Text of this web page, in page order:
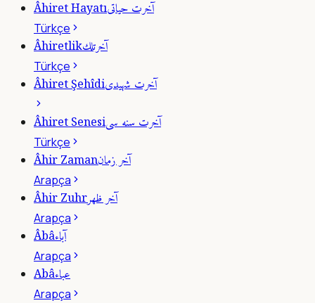
Âhiret Hayatıآخرت حياتى
Türkçe
Âhiretlikآخرتلك
Türkçe
Âhiret Şehîdiآخرت شهيدى
Âhiret Senesiآخرت سنه سى
Türkçe
Âhir Zamanآخر زمان
Arapça
Âhir Zuhrآخر ظهر
Arapça
Âbâآباء
Arapça
Abâعباء
Arapça